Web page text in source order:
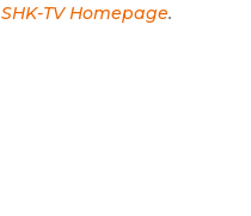
SHK-TV Homepage.